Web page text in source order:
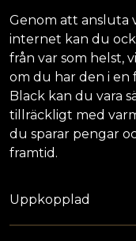
Genom att ansluta
internet kan du
från var som helst,
om du har den i en
Black kan du vara
tillräckligt med
du sparar pengar
framtid.
Uppkopplad